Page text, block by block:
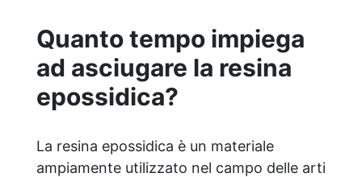
graffi e umidità.
Quanto tempo impiega
ad asciugare la resina
epossidica?
La resina epossidica è un materiale
ampiamente utilizzato nel campo delle arti